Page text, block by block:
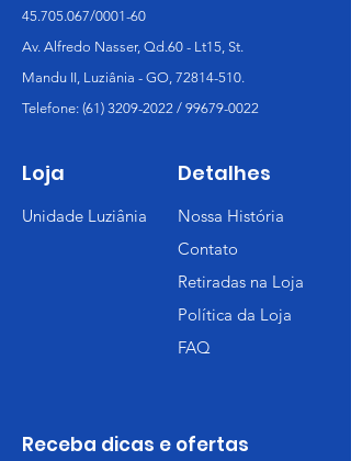
45.705.067/0001-60
Av. Alfredo Nasser, Qd.60 - Lt15, St.
Mandu II, Luziânia - GO, 72814-510.
Telefone: (61) 3209-2022 / 99679-0022
Loja
Unidade Luziânia
Detalhes
Nossa História
Contato
Retiradas na Loja
Política da Loja
FAQ
Receba dicas e ofertas